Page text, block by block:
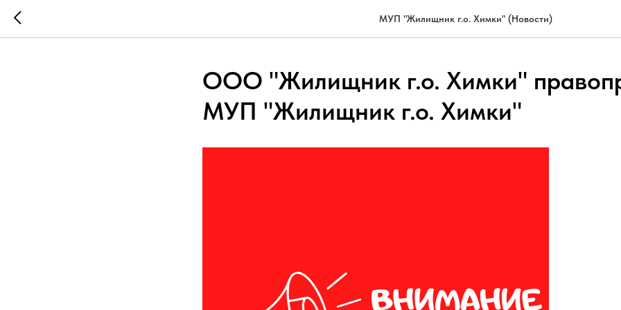
МУП "Жилищник г.о. Химки" (Новости)
ООО "Жилищник г.о. Химки"
МУП "Жилищник г.о. Химки"